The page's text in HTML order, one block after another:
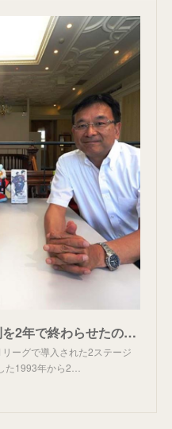
なぜJリーグは2ステージ制を2年で終わらせたのか？ 村井満氏が今だから語る秘話(3) - スポーツナビ
ーグで導入された2ステージ
1993年から2…